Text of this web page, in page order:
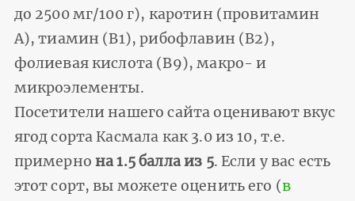
до 2500 мг/100 г), каротин (провитамин
А), тиамин (В1), рибофлавин (В2),
фолиевая кислота (В9), макро- и
микроэлементы.
Посетители нашего сайта оценивают вкус
ягод сорта Касмала как 3.0 из 10, т.е.
примерно на 1.5 балла из 5. Если у вас есть
этот сорт, вы можете оценить его (в